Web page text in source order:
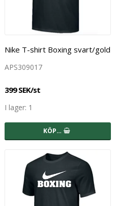
Nike T-shirt Boxing svart/gold
APS309017
399 SEK/st
I lager: 1
KÖP…